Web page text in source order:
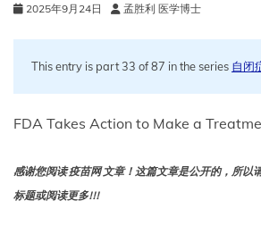
间
存
联
据
2025年9月24日 孟胜利 医学博士
This entry is part 33 of 87 in the series 自闭
FDA Takes Action to Make a
感谢您阅读 疫苗网 文章！这篇文章是公开的，所以
标题或阅读更多!!!